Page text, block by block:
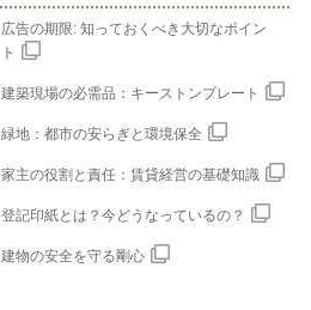
広告の期限: 知っておくべき大切なポイン
ト
建築現場の必需品：キーストンプレート
緑地：都市の安らぎと環境保全
家主の役割と責任：賃貸経営の基礎知識
登記印紙とは？今どうなっているの？
建物の安全を守る剛心